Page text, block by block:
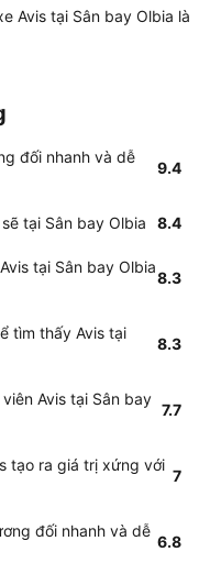
Avis tại Sân bay Olbia là
đối nhanh và dễ
9.4
tại Sân bay Olbia 8.4
tại Sân bay Olbia
8.3
tìm thấy Avis tại
8.3
Avis tại Sân bay
7.7
tạo ra giá trị xứng với
7
đối nhanh và dễ
6.8